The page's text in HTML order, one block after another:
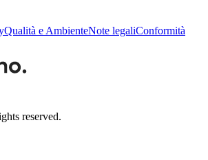
Qualità e AmbienteNote legaliConformità
reserved.